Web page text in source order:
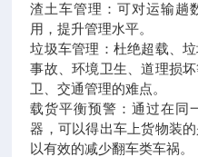
渣土车管理：可对运输趟
用，提升管理水平。
垃圾车管理：杜绝超载、
事故、环境卫生、道理损
卫、交通管理的难点。
载货平衡预警：通过在同
器，可以得出车上货物装
以有效的减少翻车类车祸。